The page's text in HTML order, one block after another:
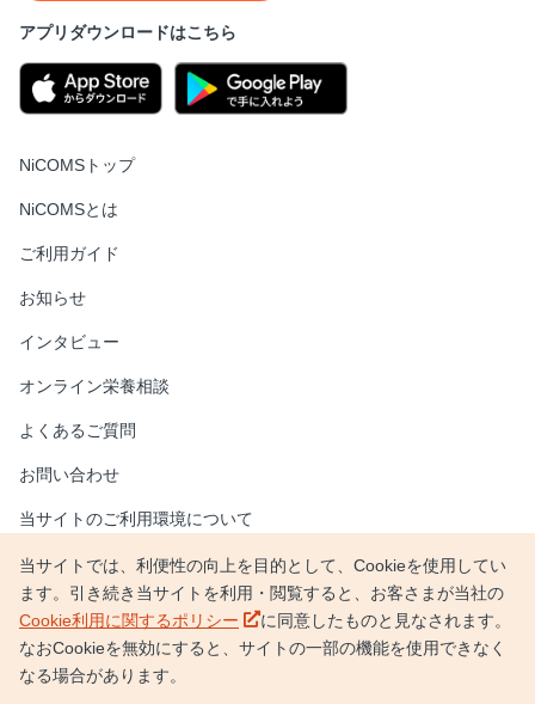
当サイトでは、利便性の向上を目的として、Cookieを使用してい
ます。引き続き当サイトを利用・閲覧すると、お客さまが当社の
Cookie利用に関するポリシー
新しいウィンドウで開く
に同意したものと見なされます。
なおCookieを無効にすると、サイトの一部の機能を使用できなく
なる場合があります。
アプリダウンロードはこちら
NiCOMSトップ
NiCOMSとは
ご利用ガイド
お知らせ
インタビュー
オンライン栄養相談
よくあるご質問
お問い合わせ
当サイトのご利用環境について
情報セキュリティポリシー 新しいウィンドウで開く
個人情報保護方針 新しいウィンドウで開く
日本調剤サイト 新しいウィンドウで開く